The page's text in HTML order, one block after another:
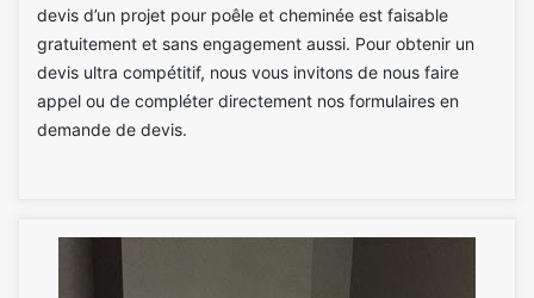
devis d’un projet pour poêle et cheminée est faisable
gratuitement et sans engagement aussi. Pour obtenir un
devis ultra compétitif, nous vous invitons de nous faire
appel ou de compléter directement nos formulaires en
demande de devis.